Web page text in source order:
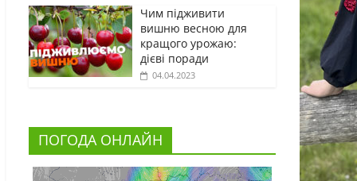
Чим підживити
вишню весною для
кращого урожаю:
дієві поради
04.04.2023
ПОГОДА ОНЛАЙН